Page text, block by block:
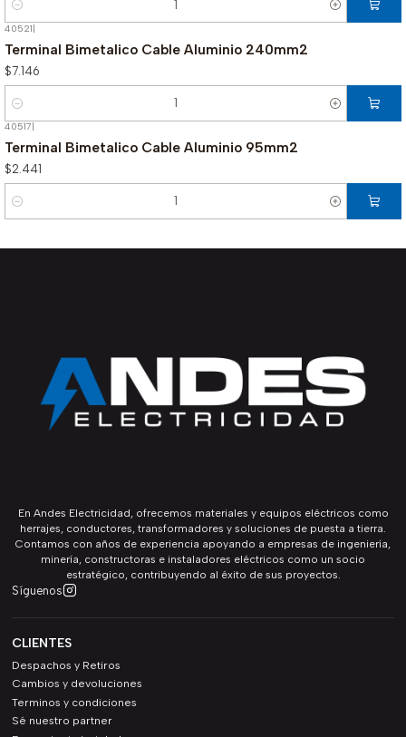
Cantidad
40521|
Terminal Bimetalico Cable Aluminio 240mm2
$7.146
Cantidad
40517
Terminal Bimetalico Cable Aluminio 95mm2
$2.441
Cantidad
En Andes Electricidad, ofrecemos materiales y equipos eléctricos como
herrajes, conductores, transformadores y soluciones de puesta a tierra.
Contamos con años de experiencia apoyando a empresas de ingeniería,
minería, constructoras e instaladores eléctricos como un socio
estratégico, contribuyendo al éxito de sus proyectos.
Síguenos
CLIENTES
Despachos y Retiros
Cambios y devoluciones
Terminos y condiciones
Sé nuestro partner